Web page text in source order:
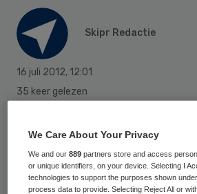
Skipr Redactie
16 juli 2012, 12:01
35 keer gelezen
We Care About Your Privacy
We and our889 partners store and access
or unique identifiers, on your device. Selecting I
technologies to support the purposes shown
process data to provide. Selecting Reject All or